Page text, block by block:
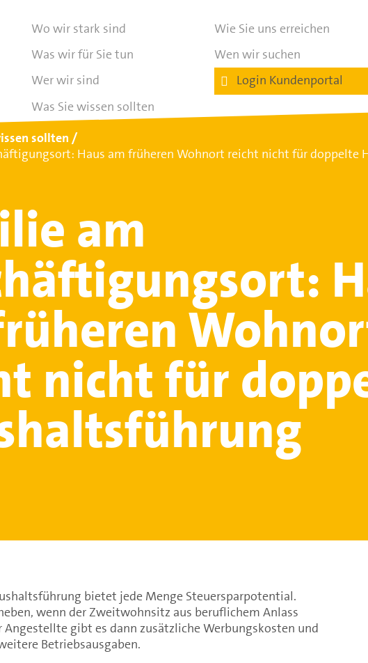
Wo wir stark sind
Was wir für Sie tun
Wer wir sind
Was Sie wissen sollten
Wie Sie uns erreichen
Wen wir suchen
Login Kundenportal
sollten
Haus am früheren Wohnort reicht nicht für doppelte
am
nicht für
bietet jede Menge Steuersparpotential.
wenn der Zweitwohnsitz aus beruflichem Anlass
Angestellte gibt es dann zusätzliche Werbungskosten und
Betriebsausgaben.